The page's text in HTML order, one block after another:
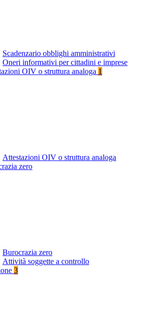
Scadenzario obblighi amministrativi
Oneri informativi per cittadini e imprese
OIV o struttura analoga 1
Attestazioni OIV o struttura analoga
zero
Burocrazia zero
Attività soggette a controllo
3